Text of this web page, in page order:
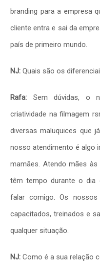
branding para a empresa
cliente entra e sai da
país de primeiro mundo.
NJ: Quais são os
Rafa: Sem dúvidas, o
criatividade na filmagem
diversas maluquices que
nosso atendimento é algo
mamães. Atendo mães
têm tempo durante o dia
falar comigo. Os nossos
capacitados, treinados e
qualquer situação.
NJ: Como é a sua relação